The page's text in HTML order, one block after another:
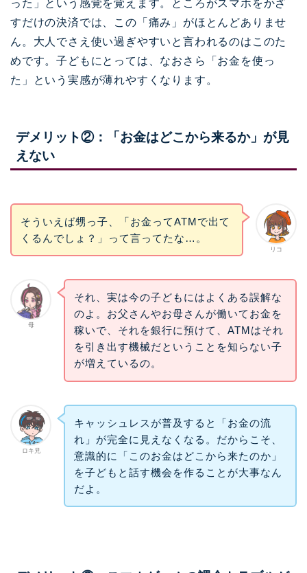
った」という感覚を覚えます。ところがスマホをかざ
すだけの決済では、この「痛み」がほとんどありませ
ん。大人でさえ使い過ぎやすいと言われるのはこのた
めです。子どもにとっては、なおさら「お金を使っ
た」という実感が薄れやすくなります。
デメリット②：「お金はどこから来るか」が見
えない
リコ
そういえば甥っ子、「お金ってATMで出て
くるんでしょ？」って言ってたな…。
母
それ、実は今の子どもにはよくある誤解な
のよ。お父さんやお母さんが働いてお金を
稼いで、それを銀行に預けて、ATMはそれ
を引き出す機械だということを知らない子
が増えているの。
ロキ兄
キャッシュレスが普及すると「お金の流
れ」が完全に見えなくなる。だからこそ、
意識的に「このお金はどこから来たのか」
を子どもと話す機会を作ることが大事なん
だよ。